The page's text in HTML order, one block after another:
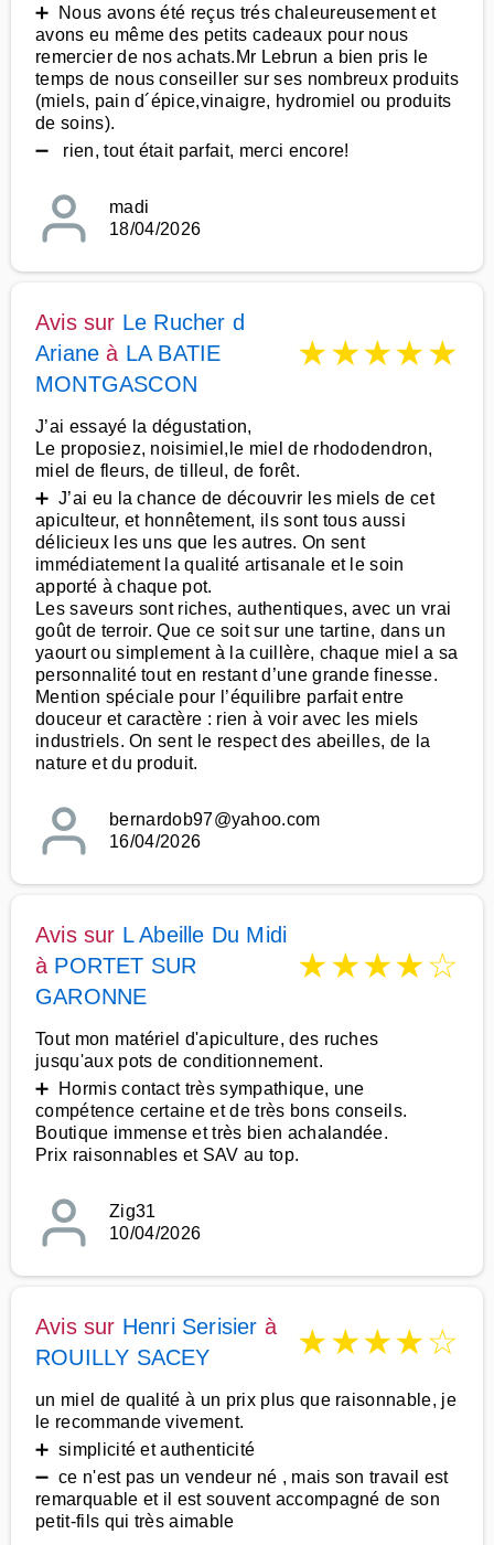
➕ Nous avons été reçus trés chaleureusement et
avons eu même des petits cadeaux pour nous
remercier de nos achats.Mr Lebrun a bien pris le
temps de nous conseiller sur ses nombreux produits
(miels, pain d´épice,vinaigre, hydromiel ou produits
de soins).
➖ rien, tout était parfait, merci encore!
madi
18/04/2026
Avis sur Le Rucher d
Ariane à LA BATIE
MONTGASCON
★★★★★
J’ai essayé la dégustation,
Le proposiez, noisimiel,le miel de rhododendron,
miel de fleurs, de tilleul, de forêt.
➕ J’ai eu la chance de découvrir les miels de cet
apiculteur, et honnêtement, ils sont tous aussi
délicieux les uns que les autres. On sent
immédiatement la qualité artisanale et le soin
apporté à chaque pot.
Les saveurs sont riches, authentiques, avec un vrai
goût de terroir. Que ce soit sur une tartine, dans un
yaourt ou simplement à la cuillère, chaque miel a sa
personnalité tout en restant d’une grande finesse.
Mention spéciale pour l’équilibre parfait entre
douceur et caractère : rien à voir avec les miels
industriels. On sent le respect des abeilles, de la
nature et du produit.
bernardob97@yahoo.com
16/04/2026
Avis sur L Abeille Du Midi
à PORTET SUR
GARONNE
★★★★☆
Tout mon matériel d'apiculture, des ruches
jusqu'aux pots de conditionnement.
➕ Hormis contact très sympathique, une
compétence certaine et de très bons conseils.
Boutique immense et très bien achalandée.
Prix raisonnables et SAV au top.
Zig31
10/04/2026
Avis sur Henri Serisier à
ROUILLY SACEY
★★★★☆
un miel de qualité à un prix plus que raisonnable, je
le recommande vivement.
➕ simplicité et authenticité
➖ ce n'est pas un vendeur né , mais son travail est
remarquable et il est souvent accompagné de son
petit-fils qui très aimable